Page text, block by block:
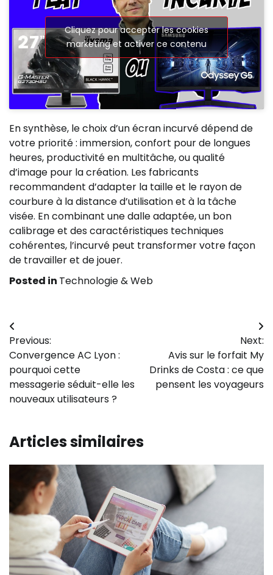
Cliquez pour accepter les cookies
marketing et activer ce contenu
En synthèse, le choix d’un écran incurvé dépend de
votre priorité : immersion, confort pour de longues
heures, productivité en multitâche, ou qualité
d’image pour la création. Les fabricants
recommandent d’adapter la taille et le rayon de
courbure à la distance d’utilisation et à la tâche
visée. En combinant une dalle adaptée, un bon
calibrage et des caractéristiques techniques
cohérentes, l’incurvé peut transformer votre façon
de travailler et de jouer.
Posted in Technologie & Web
Navigation
de
l’article
Previous:
Convergence AC Lyon :
pourquoi cette
messagerie séduit-elle les
nouveaux utilisateurs ?
Next:
Avis sur le forfait My
Drinks de Costa : ce que
pensent les voyageurs
Articles similaires